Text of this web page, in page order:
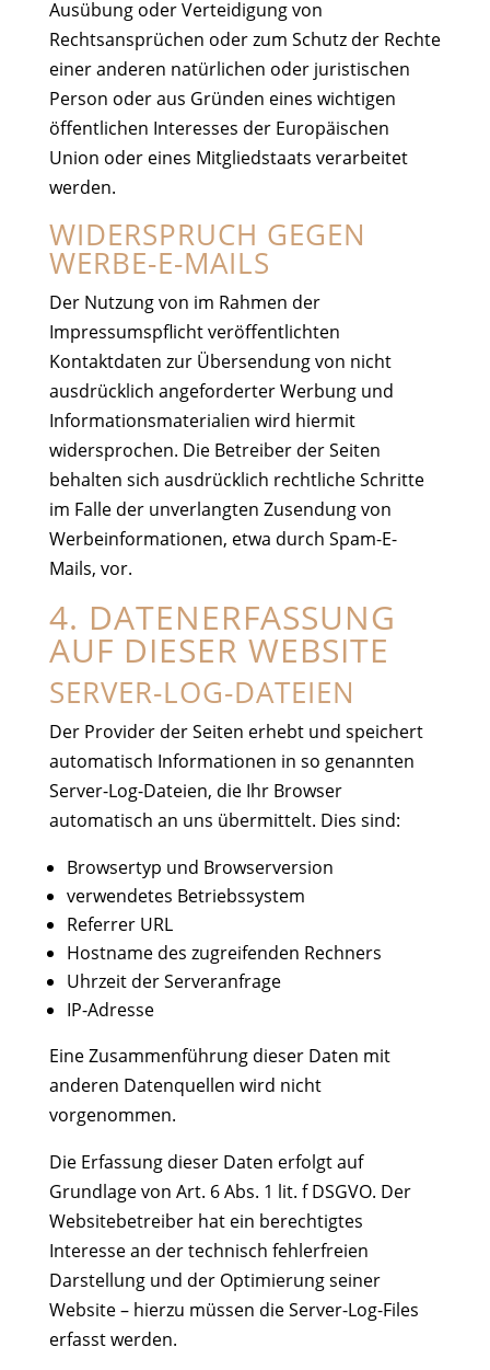
Ausübung oder Verteidigung von
Rechtsansprüchen oder zum Schutz der Rechte
einer anderen natürlichen oder juristischen
Person oder aus Gründen eines wichtigen
öffentlichen Interesses der Europäischen
Union oder eines Mitgliedstaats verarbeitet
werden.
WIDERSPRUCH GEGEN
WERBE-E-MAILS
Der Nutzung von im Rahmen der
Impressumspflicht veröffentlichten
Kontaktdaten zur Übersendung von nicht
ausdrücklich angeforderter Werbung und
Informationsmaterialien wird hiermit
widersprochen. Die Betreiber der Seiten
behalten sich ausdrücklich rechtliche Schritte
im Falle der unverlangten Zusendung von
Werbeinformationen, etwa durch Spam-E-
Mails, vor.
4. DATENERFASSUNG
AUF DIESER WEBSITE
SERVER-LOG-DATEIEN
Der Provider der Seiten erhebt und speichert
automatisch Informationen in so genannten
Server-Log-Dateien, die Ihr Browser
automatisch an uns übermittelt. Dies sind:
Browsertyp und Browserversion
verwendetes Betriebssystem
Referrer URL
Hostname des zugreifenden Rechners
Uhrzeit der Serveranfrage
IP-Adresse
Eine Zusammenführung dieser Daten mit
anderen Datenquellen wird nicht
vorgenommen.
Die Erfassung dieser Daten erfolgt auf
Grundlage von Art. 6 Abs. 1 lit. f DSGVO. Der
Websitebetreiber hat ein berechtigtes
Interesse an der technisch fehlerfreien
Darstellung und der Optimierung seiner
Website – hierzu müssen die Server-Log-Files
erfasst werden.